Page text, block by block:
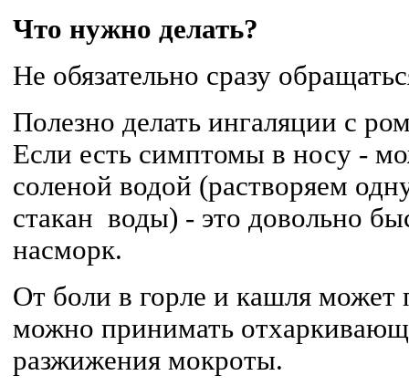
Что нужно делать?
Не обязательно сразу
Полезно делать ингаляции с
Если есть симптомы в носу -
соленой водой (растворяем
стакан воды) - это довольно
насморк.
От боли в горле и кашля может
можно принимать
разжижения мокроты.